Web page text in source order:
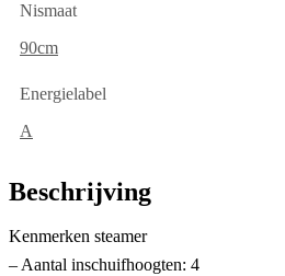
Nismaat
90cm
Energielabel
A
Beschrijving
Kenmerken steamer
– Aantal inschuifhoogten: 4